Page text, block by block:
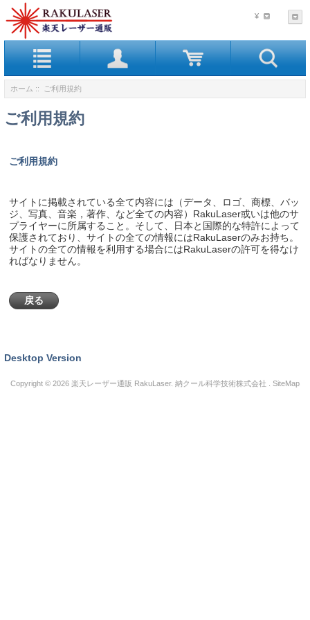
¥
ホーム :: ご利用規約
ご利用規約
ご利用規約
サイトに掲載されている全て内容には（データ、ロゴ、商標、バッ
ジ、写真、音楽，著作、など全ての内容）RakuLaser或いは他のサ
プライヤーに所属すること。そして、日本と国際的な特許によって
保護されており、サイトの全ての情報にはRakuLaserのみお持ち。
サイトの全ての情報を利用する場合にはRakuLaserの許可を得なけ
ればなりません。
戻る
Desktop Version
Copyright © 2026 楽天レーザー通販 RakuLaser. 納クール科学技術株式会社 . SiteMap